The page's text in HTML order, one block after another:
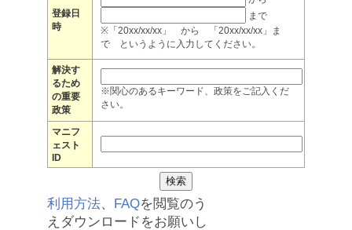
登録日
時
まで
※「20xx/xx/xx」 から 「20xx/xx/xx」ま
で というように入力してください。
解決す
るため
の重要
政策
※関心のあるキーワード、政策をご記入くだ
さい。
マニフ
ェスト
ID
利用方法、 FAQを閲覧のう
えダウンロードをお願いし